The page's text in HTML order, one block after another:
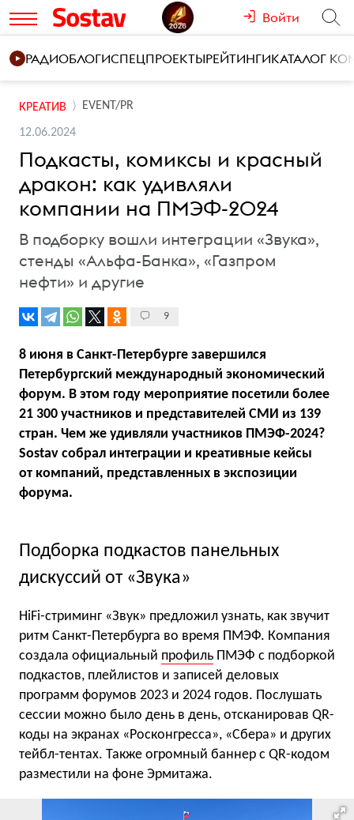
Войти
РАДИОБЛОГИСПЕЦПРОЕКТЫРЕЙТИНГИКАТАЛОГ
КРЕАТИВ EVENT/PR
12.06.2024
Подкасты, комиксы и красный
дракон: как удивляли
компании на ПМЭФ-2024
В подборку вошли интеграции «Звука»,
стенды «Альфа-Банка», «Газпром
нефти» и другие
9
8 июня в Санкт-Петербурге завершился
Петербургский международный экономический
форум. В этом году мероприятие посетили более
21 300 участников и представителей СМИ из 139
стран. Чем же удивляли участников ПМЭФ-2024?
Sostav собрал интеграции и креативные кейсы
от компаний, представленных в экспозиции
форума.
Подборка подкастов панельных
дискуссий от «Звука»
HiFi-стриминг «Звук» предложил узнать, как звучит
ритм Санкт-Петербурга во время ПМЭФ. Компания
создала официальный профиль ПМЭФ с подборкой
подкастов, плейлистов и записей деловых
программ форумов 2023 и 2024 годов. Послушать
сессии можно было день в день, отсканировав QR-
коды на экранах «Росконгресса», «Сбера» и других
тейбл-тентах. Также огромный баннер с QR-кодом
разместили на фоне Эрмитажа.